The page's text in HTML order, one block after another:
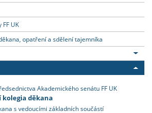
UK
opatření a sdělení tajemníka
Akademického senátu FF UK
kolegia děkana
s vedoucími základních součástí